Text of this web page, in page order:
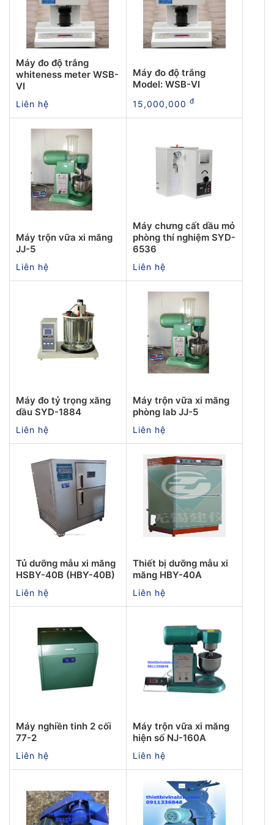
Máy đo độ trắng
whiteness meter WSB-
VI
Liên hệ
Máy đo độ trắng
Model: WSB-VI
15,000,000 đ
Máy trộn vữa xi măng
JJ-5
Liên hệ
Máy chưng cất dầu mỏ
phòng thí nghiệm SYD-
6536
Liên hệ
Máy đo tỷ trọng xăng
dầu SYD-1884
Liên hệ
Máy trộn vữa xi măng
phòng lab JJ-5
Liên hệ
Tủ dưỡng mẫu xi măng
HSBY-40B (HBY-40B)
Liên hệ
Thiết bị dưỡng mẫu xi
măng HBY-40A
Liên hệ
Máy nghiền tinh 2 cối
77-2
Liên hệ
Máy trộn vữa xi măng
hiện số NJ-160A
Liên hệ